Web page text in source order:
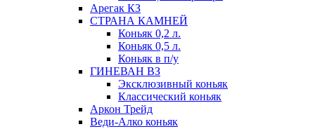
Арегак КЗ
СТРАНА КАМНЕЙ
Коньяк 0,2 л.
Коньяк 0,5 л.
Коньяк в п/у
ГИНЕВАН ВЗ
Эксклюзивный коньяк
Классический коньяк
Аркон Трейд
Веди-Алко коньяк